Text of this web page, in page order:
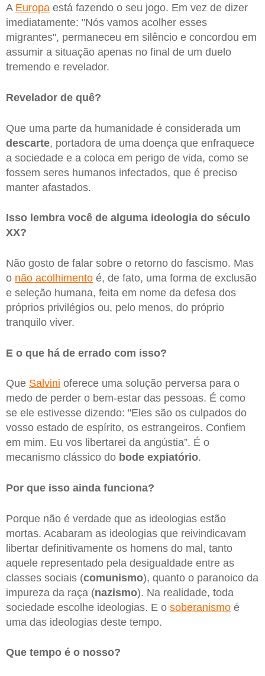
A Europa está fazendo o seu jogo. Em vez de dizer
imediatamente: "Nós vamos acolher esses
migrantes", permaneceu em silêncio e concordou em
assumir a situação apenas no final de um duelo
tremendo e revelador.
Revelador de quê?
Que uma parte da humanidade é considerada um
descarte, portadora de uma doença que enfraquece
a sociedade e a coloca em perigo de vida, como se
fossem seres humanos infectados, que é preciso
manter afastados.
Isso lembra você de alguma ideologia do século
XX?
Não gosto de falar sobre o retorno do fascismo. Mas
o não acolhimento é, de fato, uma forma de exclusão
e seleção humana, feita em nome da defesa dos
próprios privilégios ou, pelo menos, do próprio
tranquilo viver.
E o que há de errado com isso?
Que Salvini oferece uma solução perversa para o
medo de perder o bem-estar das pessoas. É como
se ele estivesse dizendo: "Eles são os culpados do
vosso estado de espírito, os estrangeiros. Confiem
em mim. Eu vos libertarei da angústia”. É o
mecanismo clássico do bode expiatório.
Por que isso ainda funciona?
Porque não é verdade que as ideologias estão
mortas. Acabaram as ideologias que reivindicavam
libertar definitivamente os homens do mal, tanto
aquele representado pela desigualdade entre as
classes sociais (comunismo), quanto o paranoico da
impureza da raça (nazismo). Na realidade, toda
sociedade escolhe ideologias. E o soberanismo é
uma das ideologias deste tempo.
Que tempo é o nosso?